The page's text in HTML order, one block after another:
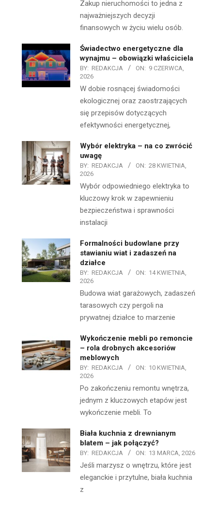
Zakup nieruchomości to jedna z
najważniejszych decyzji
finansowych w życiu wielu osób.
Świadectwo energetyczne dla
wynajmu – obowiązki właściciela
BY: REDAKCJA ON: 9 CZERWCA,
2026
W dobie rosnącej świadomości
ekologicznej oraz zaostrzających
się przepisów dotyczących
efektywności energetycznej,
Wybór elektryka – na co zwrócić
uwagę
BY: REDAKCJA ON: 28 KWIETNIA,
2026
Wybór odpowiedniego elektryka to
kluczowy krok w zapewnieniu
bezpieczeństwa i sprawności
instalacji
Formalności budowlane przy
stawianiu wiat i zadaszeń na
działce
BY: REDAKCJA ON: 14 KWIETNIA,
2026
Budowa wiat garażowych, zadaszeń
tarasowych czy pergoli na
prywatnej działce to marzenie
Wykończenie mebli po remoncie
– rola drobnych akcesoriów
meblowych
BY: REDAKCJA ON: 10 KWIETNIA,
2026
Po zakończeniu remontu wnętrza,
jednym z kluczowych etapów jest
wykończenie mebli. To
Biała kuchnia z drewnianym
blatem – jak połączyć?
BY: REDAKCJA ON: 13 MARCA, 2026
Jeśli marzysz o wnętrzu, które jest
eleganckie i przytulne, biała kuchnia
z